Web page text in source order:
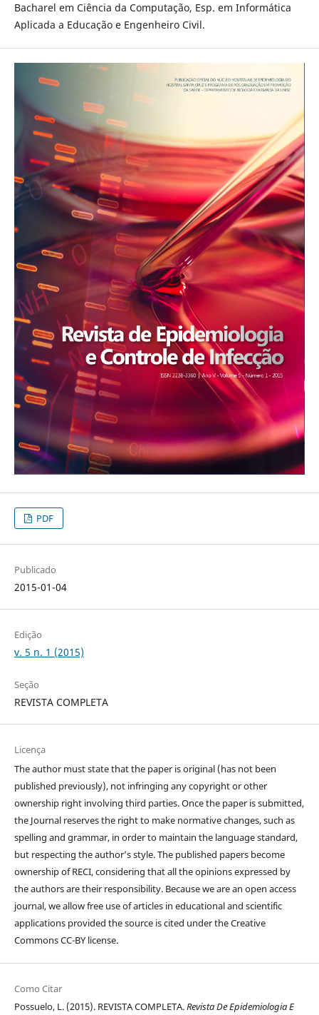
Bacharel em Ciência da Computação, Esp. em Informática
Aplicada a Educação e Engenheiro Civil.
PDF
Publicado
2015-01-04
Edição
v. 5 n. 1 (2015)
Seção
REVISTA COMPLETA
Licença
The author must state that the paper is original (has not been
published previously), not infringing any copyright or other
ownership right involving third parties. Once the paper is submitted,
the Journal reserves the right to make normative changes, such as
spelling and grammar, in order to maintain the language standard,
but respecting the author’s style. The published papers become
ownership of RECI, considering that all the opinions expressed by
the authors are their responsibility. Because we are an open access
journal, we allow free use of articles in educational and scientific
applications provided the source is cited under the Creative
Commons CC-BY license.
Como Citar
Possuelo, L. (2015). REVISTA COMPLETA.Revista De Epidemiologia E